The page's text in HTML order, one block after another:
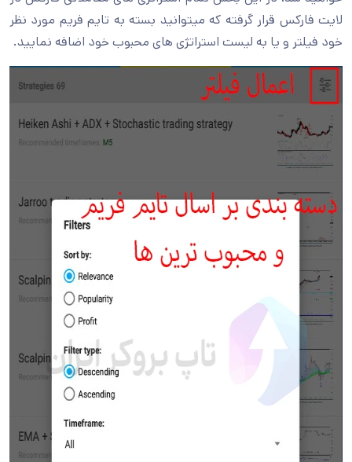
لایت فارکس قرار گرفته که میتوانید بسته به تایم فریم مورد نظر
خود فیلتر و یا به لیست استراتژی های محبوب خود اضافه نمایید.